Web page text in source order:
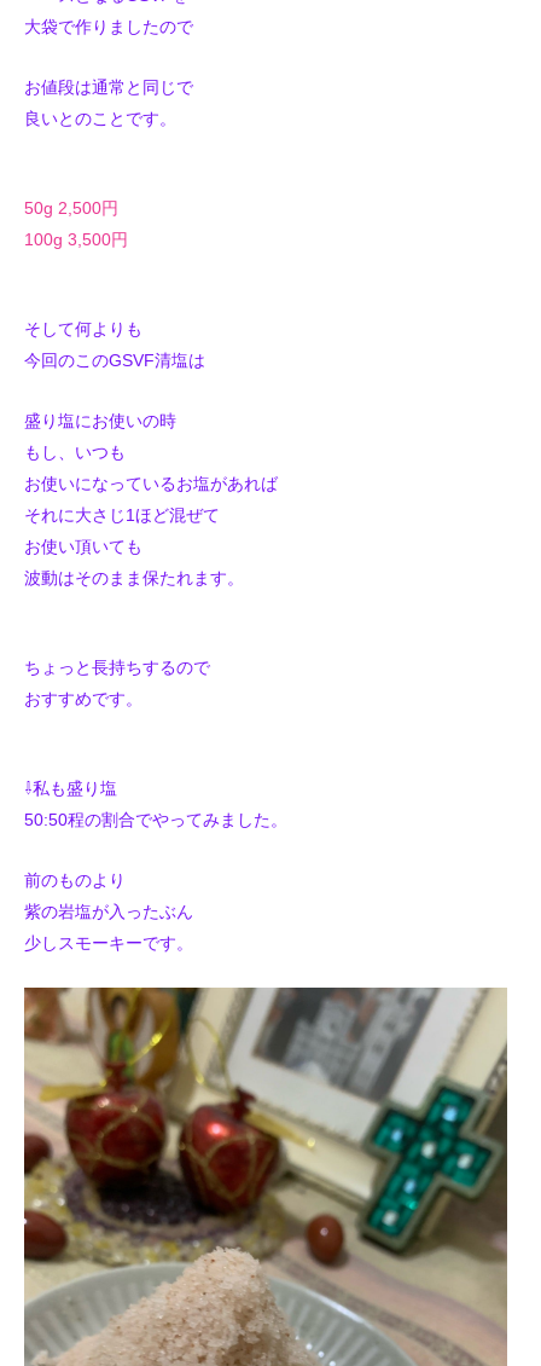
大袋で作りましたので
お値段は通常と同じで
良いとのことです。
50g 2,500円
100g 3,500円
そして何よりも
今回のこのGSVF清塩は
盛り塩にお使いの時
もし、いつも
お使いになっているお塩があれば
それに大さじ1ほど混ぜて
お使い頂いても
波動はそのまま保たれます。
ちょっと長持ちするので
おすすめです。
⇩私も盛り塩
50:50程の割合でやってみました。
前のものより
紫の岩塩が入ったぶん
少しスモーキーです。